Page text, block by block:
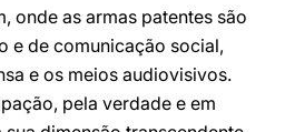
onde as armas patentes são
e de comunicação social,
e os meios audiovisivos.
pela verdade e em